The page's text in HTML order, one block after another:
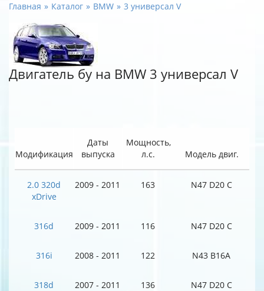
Главная Каталог BMW 3 универсал V
Двигатель бу на BMW 3 универсал V
Модификация
Даты
выпуска
Мощность,
л.с.
Модель двиг.
2.0 320d
xDrive
2009 - 2011 163 N47 D20 C
316d 2009 - 2011 116 N47 D20 C
316i 2008 - 2011 122 N43 B16A
318d 2007 - 2011 136 N47 D20 C